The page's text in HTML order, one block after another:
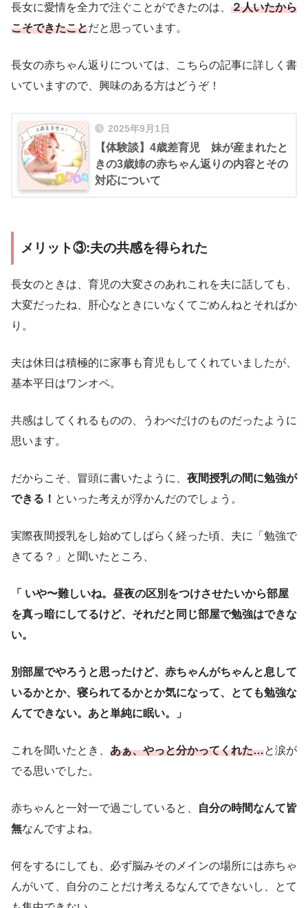
長女に愛情を全力で注ぐことができたのは、 ２人いたから
こそできたことだと思っています。
長女の赤ちゃん返りについては、こちらの記事に詳しく書
いていますので、興味のある方はどうぞ！
2025年9月1日
【体験談】4歳差育児 妹が産まれたと
きの3歳姉の赤ちゃん返りの内容とその
対応について
メリット③:夫の共感を得られた
長女のときは、育児の大変さのあれこれを夫に話しても、
大変だったね、肝心なときにいなくてごめんねとそればか
り。
夫は休日は積極的に家事も育児もしてくれていましたが、
基本平日はワンオペ。
共感はしてくれるものの、うわべだけのものだったように
思います。
だからこそ、冒頭に書いたように、 夜間授乳の間に勉強が
できる！ といった考えが浮かんだのでしょう。
実際夜間授乳をし始めてしばらく経った頃、夫に「勉強で
きてる？」と聞いたところ、
「 いや〜難しいね。昼夜の区別をつけさせたいから部屋
を真っ暗にしてるけど、それだと同じ部屋で勉強はできな
い。
別部屋でやろうと思ったけど、赤ちゃんがちゃんと息して
いるかとか、寝られてるかとか気になって、とても勉強な
んてできない。あと単純に眠い。」
これを聞いたとき、 あぁ、やっと分かってくれた…と涙が
でる思いでした。
赤ちゃんと一対一で過ごしていると、
自分の時間なんて皆
無なんですよね。
何をするにしても、必ず脳みそのメインの場所には赤ちゃ
んがいて、自分のことだけ考えるなんてできないし、とて